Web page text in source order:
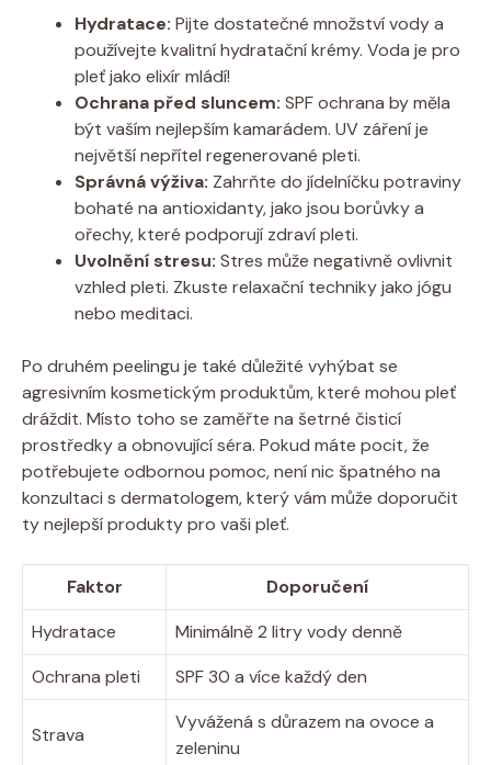
Hydratace: Pijte dostatečné množství vody a
používejte kvalitní hydratační krémy. ⁣Voda je⁤ pro
pleť jako elixír mládí!
Ochrana před sluncem: SPF ochrana by měla
být vaším nejlepším​ kamarádem. UV záření je
největší nepřítel regenerované pleti.
Správná výživa: Zahrňte do jídelníčku ​potraviny
bohaté na antioxidanty, jako jsou borůvky a
ořechy, které podporují zdraví pleti.
Uvolnění stresu: Stres může ⁣negativně ovlivnit
vzhled pleti.‍ Zkuste relaxační techniky​ jako jógu
nebo meditaci.
Po druhém peelingu je ​také důležité vyhýbat se
agresivním kosmetickým produktům, které mohou pleť
dráždit. Místo toho se zaměřte na šetrné čisticí
prostředky a obnovující séra. Pokud máte pocit, že
potřebujete odbornou pomoc, není nic špatného na
konzultaci s dermatologem, ⁣který vám může⁢ doporučit
ty nejlepší ​produkty pro vaši pleť.
Faktor
Doporučení
Hydratace
Minimálně 2 litry vody ‌denně
Ochrana pleti
SPF 30 a více každý den
Strava
Vyvážená s důrazem na ovoce a
zeleninu